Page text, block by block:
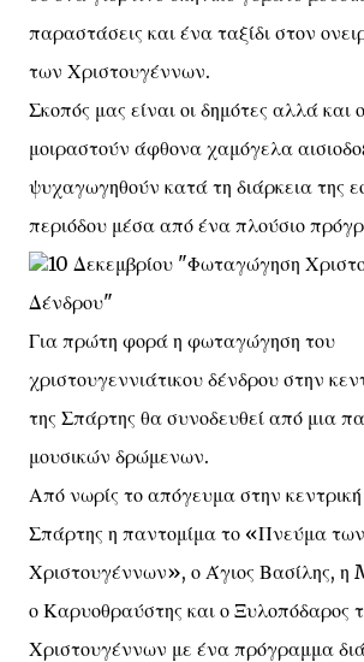
παραστάσεις και ένα ταξίδι στον
των Χριστουγέννων.
Σκοπός μας είναι οι δημότες αλλά και
μοιραστούν άφθονα χαμόγελα
ψυχαγωγηθούν κατά τη διάρκεια της
περιόδου μέσα από ένα πλούσιο
10 Δεκεμβρίου "Φωταγώγηση
Δένδρου"
Για πρώτη φορά η φωταγώγηση του
χριστουγεννιάτικου δένδρου στην
της Σπάρτης θα συνοδευθεί από μια
μουσικών δρώμενων.
Από νωρίς το απόγευμα στην
Σπάρτης η παντομίμα το «Πνεύμα των
Χριστουγέννων», ο Άγιος Βασίλης,
ο Καρυοθραύστης και ο Ξυλοπόδαρος
Χριστουγέννων με ένα πρόγραμμα